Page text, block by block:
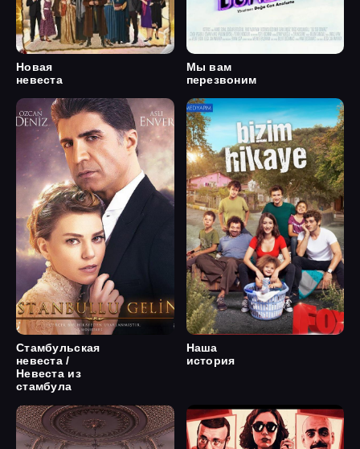
Новая
невеста
Мы вам
перезвоним
Стамбульская
невеста /
Невеста из
стамбула
Наша
история